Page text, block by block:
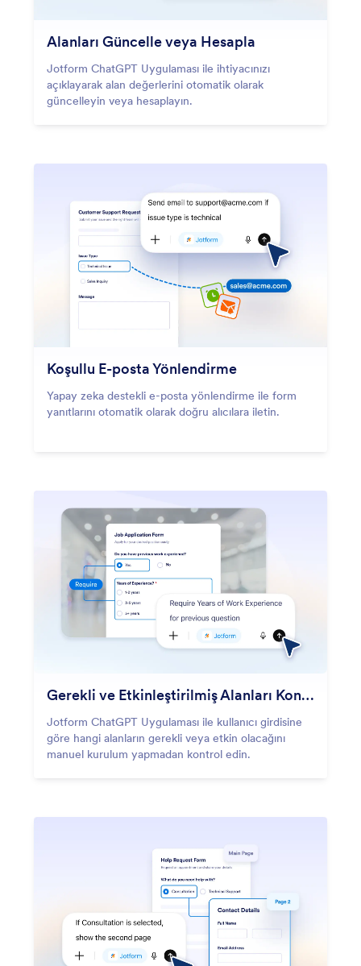
Alanları Güncelle veya Hesapla
Jotform ChatGPT Uygulaması ile ihtiyacınızı
açıklayarak alan değerlerini otomatik olarak
güncelleyin veya hesaplayın.
Koşullu E-posta Yönlendirme
Yapay zeka destekli e-posta yönlendirme ile form
yanıtlarını otomatik olarak doğru alıcılara iletin.
Gerekli ve Etkinleştirilmiş Alanları Kontrol Edin
Jotform ChatGPT Uygulaması ile kullanıcı girdisine
göre hangi alanların gerekli veya etkin olacağını
manuel kurulum yapmadan kontrol edin.